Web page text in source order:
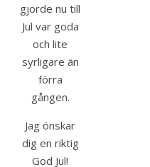
gjorde nu till
Jul var goda
och lite
syrligare än
förra
gången.
Jag önskar
dig en riktig
God Jul!